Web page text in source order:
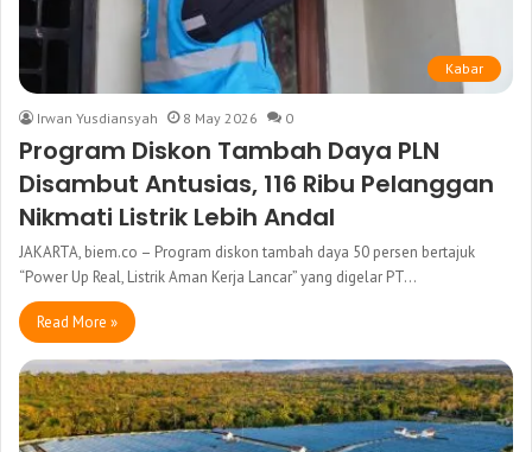
Kabar
Irwan Yusdiansyah 8 May 2026 0
Program Diskon Tambah Daya PLN
Disambut Antusias, 116 Ribu Pelanggan
Nikmati Listrik Lebih Andal
JAKARTA, biem.co – Program diskon tambah daya 50 persen bertajuk
“Power Up Real, Listrik Aman Kerja Lancar” yang digelar PT…
Read More »